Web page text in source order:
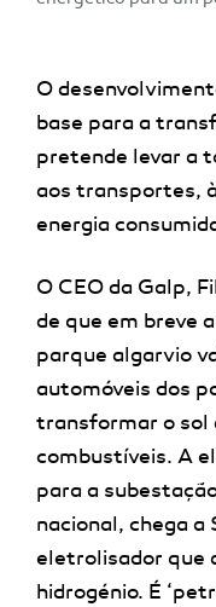
O
base para a
pretende levar a
aos transportes,
energia
O CEO da Galp,
de que em breve
parque algarvio
automóveis dos
transformar o sol
combustíveis. A
para a
nacional, chega
eletrolisador que
hidrogénio. É